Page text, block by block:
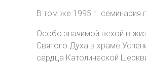
В том же 1995 г. семинария
Особо значимой вехой в
Святого Духа в храме
сердца Католической